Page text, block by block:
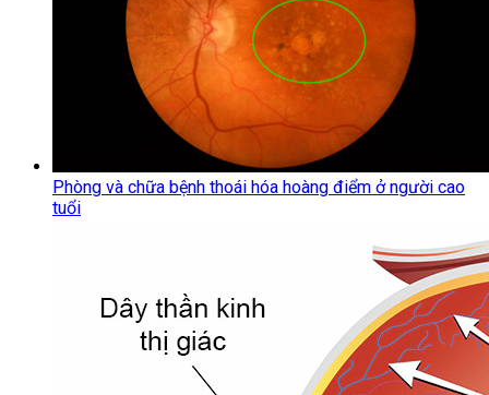
Phòng và chữa bệnh thoái hóa hoàng điểm ở người cao
tuổi